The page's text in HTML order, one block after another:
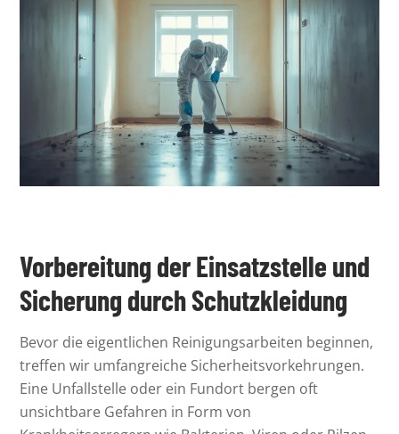
Vorbereitung der Einsatzstelle und
Sicherung durch Schutzkleidung
Bevor die eigentlichen Reinigungsarbeiten beginnen,
treffen wir umfangreiche Sicherheitsvorkehrungen.
Eine Unfallstelle oder ein Fundort bergen oft
unsichtbare Gefahren in Form von